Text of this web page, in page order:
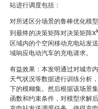
站进行调度包括：
对所述区分场景的鲁棒优化模
到最终的决策矩阵对决策矩阵X
区域内的个空闲移动充电站发
域响应电动汽车的充电请求。
有益效果：本发明通过对城市
天气状况等数据进行训练分析
下的模糊集。然后根据该场景
函数和约束条件，对模型求解